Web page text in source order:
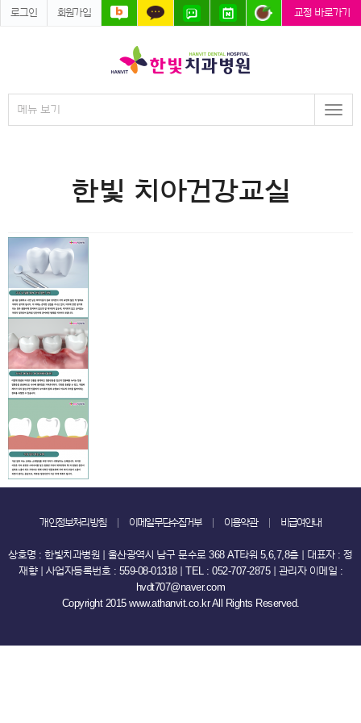
로그인 회원가입 교정 바로가기
메뉴 보기
한빛 치아건강교실
개인정보처리방침 이메일무단수집거부 이용약관 비급여안내
상호명 : 한빛치과병원 ｜ 울산광역시 남구 문수로 368 AT타워 5,6,7,8층 ｜ 대표자 : 정
재향 ｜ 사업자등록번호 : 559-08-01318 ｜ TEL : 052-707-2875 ｜ 관리자 이메일 :
hvdt707@naver.com
Copyright 2015 www.athanvit.co.kr All Rights Reserved.